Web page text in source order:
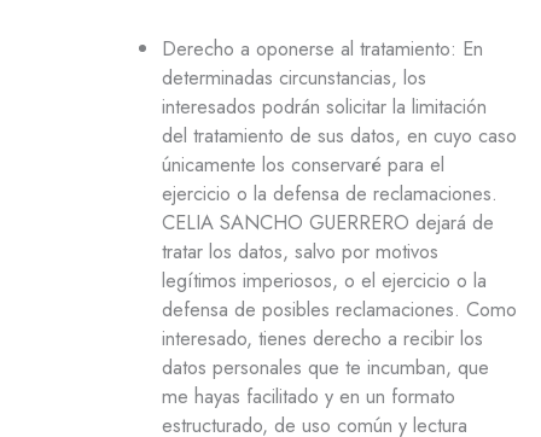
Derecho a oponerse al tratamiento: En
determinadas circunstancias, los
interesados podrán solicitar la limitación
del tratamiento de sus datos, en cuyo caso
únicamente los conservaré para el
ejercicio o la defensa de reclamaciones.
CELIA SANCHO GUERRERO dejará de
tratar los datos, salvo por motivos
legítimos imperiosos, o el ejercicio o la
defensa de posibles reclamaciones. Como
interesado, tienes derecho a recibir los
datos personales que te incumban, que
me hayas facilitado y en un formato
estructurado, de uso común y lectura